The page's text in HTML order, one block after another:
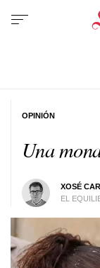
Una
XOSÉ
EL
OPINIÓN